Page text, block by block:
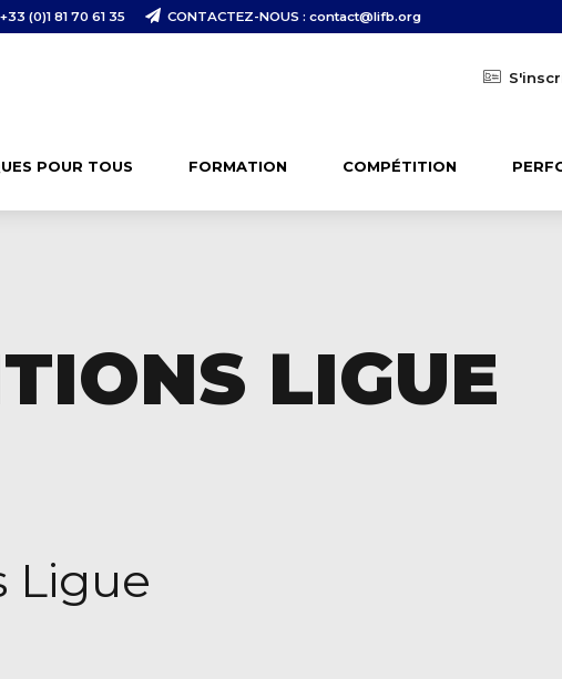
(0)1 81 70 61 35 CONTACTEZ-NOUS : contact@lifb.org
POUR TOUS FORMATION COMPÉTITION
LIGUE
Ligue